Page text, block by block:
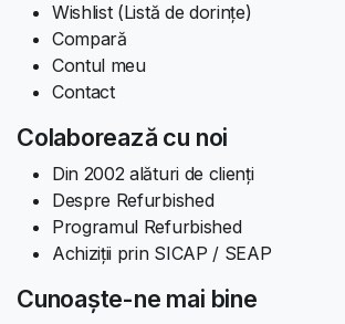
Wishlist (Listă de dorințe)
Compară
Contul meu
Contact
Colaborează cu noi
Din 2002 alături de clienți
Despre Refurbished
Programul Refurbished
Achiziții prin SICAP / SEAP
Cunoaște-ne mai bine